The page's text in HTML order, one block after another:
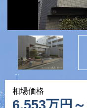
相場価格